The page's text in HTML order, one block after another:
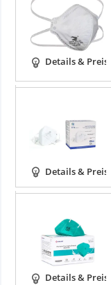
Details & Preise
Details & Preise
Details & Preise